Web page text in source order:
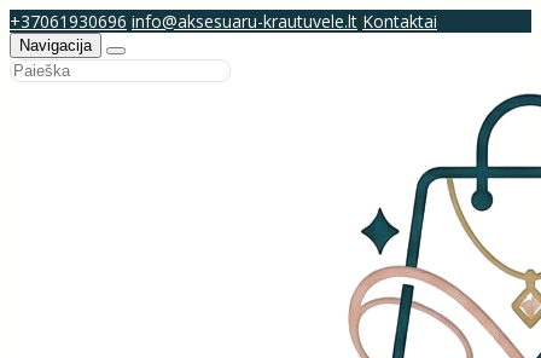
+37061930696 info@aksesuaru-krautuvele.lt Kontaktai
Navigacija